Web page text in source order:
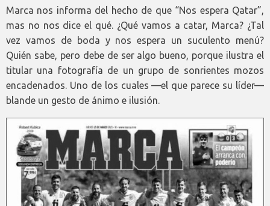
Marca nos informa del hecho de que “Nos espera Qatar”,
mas no nos dice el qué. ¿Qué vamos a catar, Marca? ¿Tal
vez vamos de boda y nos espera un suculento menú?
Quién sabe, pero debe de ser algo bueno, porque ilustra el
titular una fotografía de un grupo de sonrientes mozos
encadenados. Uno de los cuales —el que parece su líder—
blande un gesto de ánimo e ilusión.